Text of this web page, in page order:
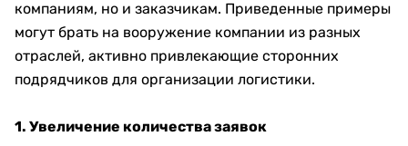
компаниям, но и заказчикам. Приведенные примеры
могут брать на вооружение компании из разных
отраслей, активно привлекающие сторонних
подрядчиков для организации логистики.
1. Увеличение количества заявок